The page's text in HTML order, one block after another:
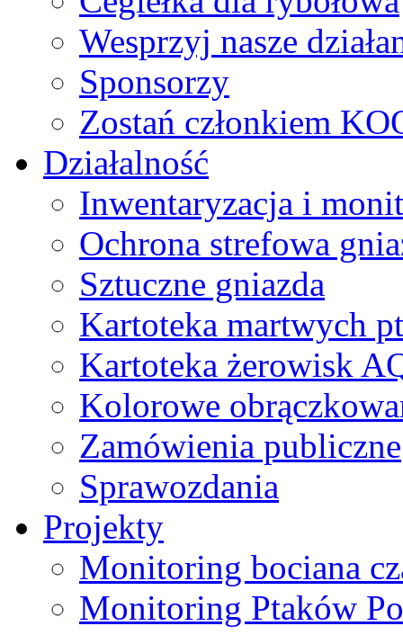
Wesprzyj nasze
Sponsorzy
Zostań członkiem
Działalność
Inwentaryzacja i
Ochrona strefowa
Sztuczne gniazda
Kartoteka martwych
Kartoteka żerowisk
Kolorowe
Zamówienia publiczne
Sprawozdania
Projekty
Monitoring bociana
Monitoring Ptaków